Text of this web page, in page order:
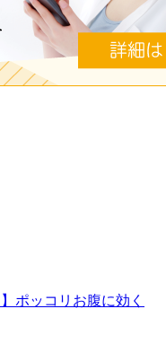
ポッコリお腹に効く